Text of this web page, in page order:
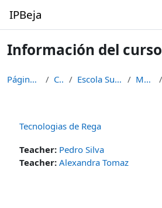
IPBeja
Información del curso
Página Principal Cursos Escola Superior Agrária Mestrados
Tecnologias de Rega
Teacher: Pedro Silva
Teacher: Alexandra Tomaz